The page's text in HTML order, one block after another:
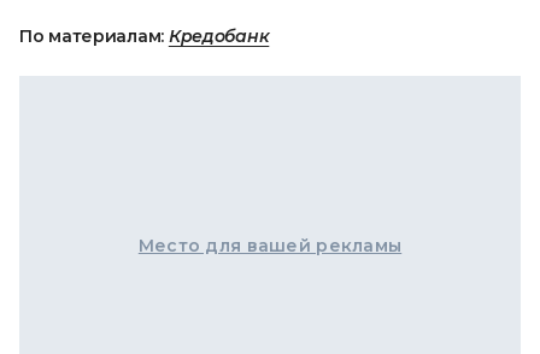
По материалам: Кредобанк
Место для вашей рекламы